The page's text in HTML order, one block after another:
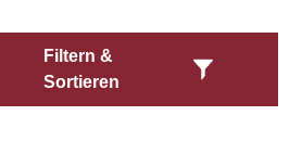
Filtern &
Sortieren